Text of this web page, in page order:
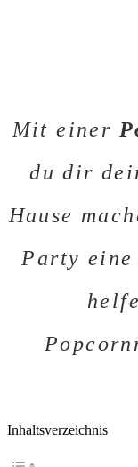
Mit einer
du dir
Hause
Party
Inhaltsverzeichnis